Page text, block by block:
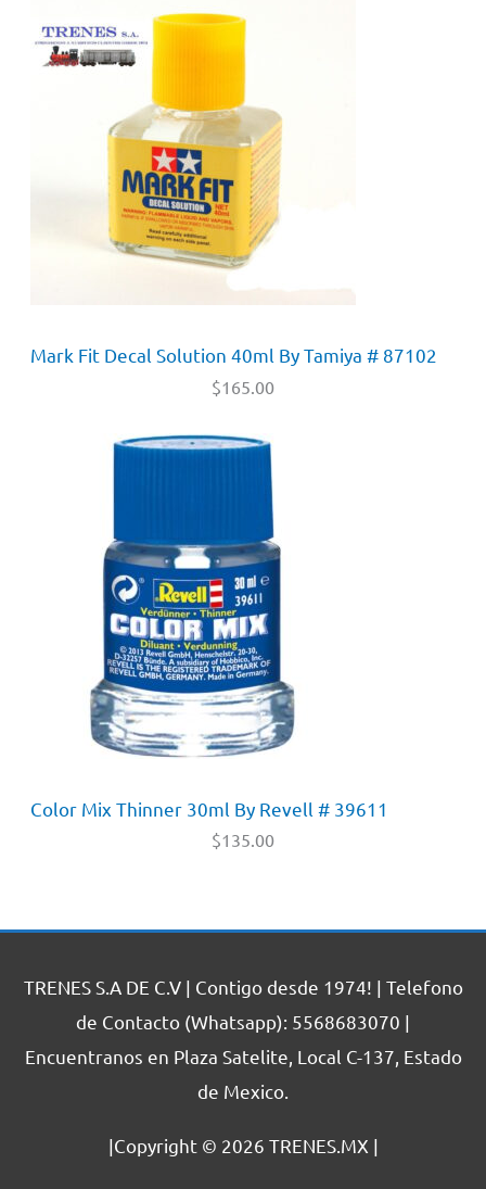
Mark Fit Decal Solution 40ml By Tamiya # 87102
$165.00
Color Mix Thinner 30ml By Revell # 39611
$135.00
TRENES S.A DE C.V | Contigo desde 1974! | Telefono
de Contacto (Whatsapp): 5568683070 |
Encuentranos en Plaza Satelite, Local C-137, Estado
de Mexico.
|Copyright © 2026 TRENES.MX |